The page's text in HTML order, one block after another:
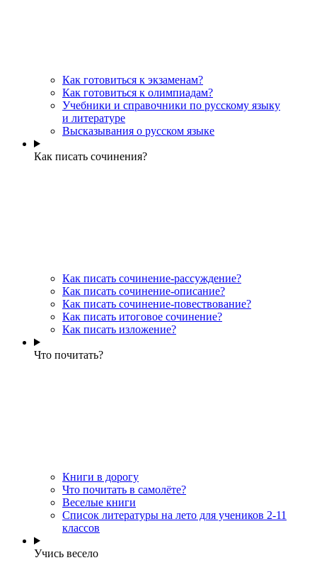
Как готовиться к экзаменам?
Как готовиться к олимпиадам?
Учебники и справочники по русскому языку
и литературе
Высказывания о русском языке
Как писать сочинения?
Как писать сочинение-рассуждение?
Как писать сочинение-описание?
Как писать сочинение-повествование?
Как писать итоговое сочинение?
Как писать изложение?
Что почитать?
Книги в дорогу
Что почитать в самолёте?
Веселые книги
Cписок литературы на лето для учеников 2-11
классов
Учись весело